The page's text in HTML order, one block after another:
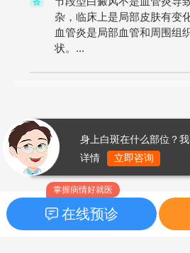
杂，临床上是局部皮肤有变
血管炎是局部血管和周围组
状。...
掌握病情好就医
在线预诊
身上白斑在什么部位？
详情
立即咨询